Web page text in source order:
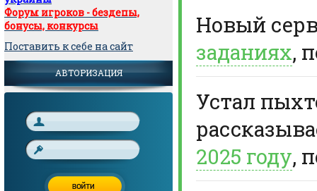
Форум игроков - бездепы,
бонусы, конкурсы
Поставить к себе на сайт
АВТОРИЗАЦИЯ
Новый
заданиях,
Устал
2025 году,